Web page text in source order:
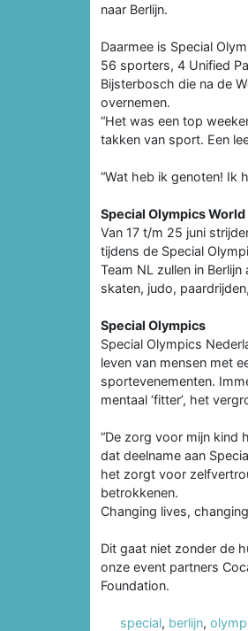
naar Berlijn.
Daarmee is Special
56 sporters, 4 Unified
Bijsterbosch die na de
overnemen.
“Het was een top
takken van sport. Een
“Wat heb ik genoten! Ik
Special Olympics
Van 17 t/m 25 juni
tijdens de Special
Team NL zullen in
skaten, judo,
Special Olympics
Special Olympics
leven van mensen met
sportevenementen.
mentaal ‘fitter’, het
“De zorg voor mijn kind
dat deelname aan
het zorgt voor
betrokkenen.
Changing lives,
Dit gaat niet zonder de
onze event partners
Foundation.
special, berlijn,